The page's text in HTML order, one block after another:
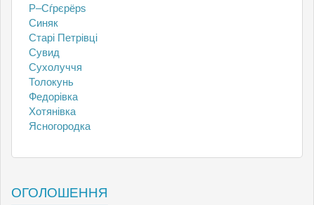
Р–Сѓрєрёрѕ
Синяк
Старі Петрівці
Сувид
Сухолуччя
Толокунь
Федорівка
Хотянівка
Ясногородка
ОГОЛОШЕННЯ